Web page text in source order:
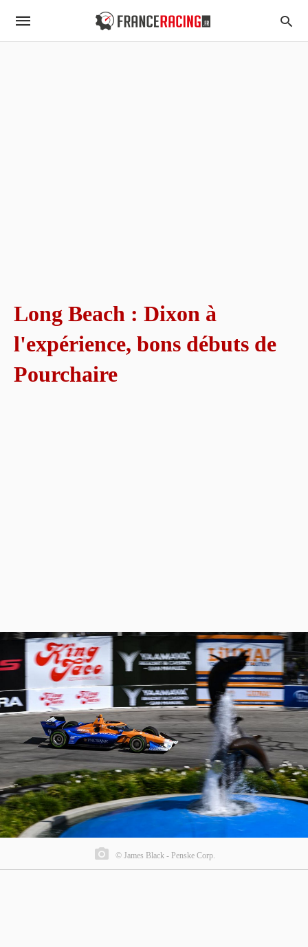
Long Beach : Dixon à
l'expérience, bons débuts de
Pourchaire
© James Black - Penske Corp.